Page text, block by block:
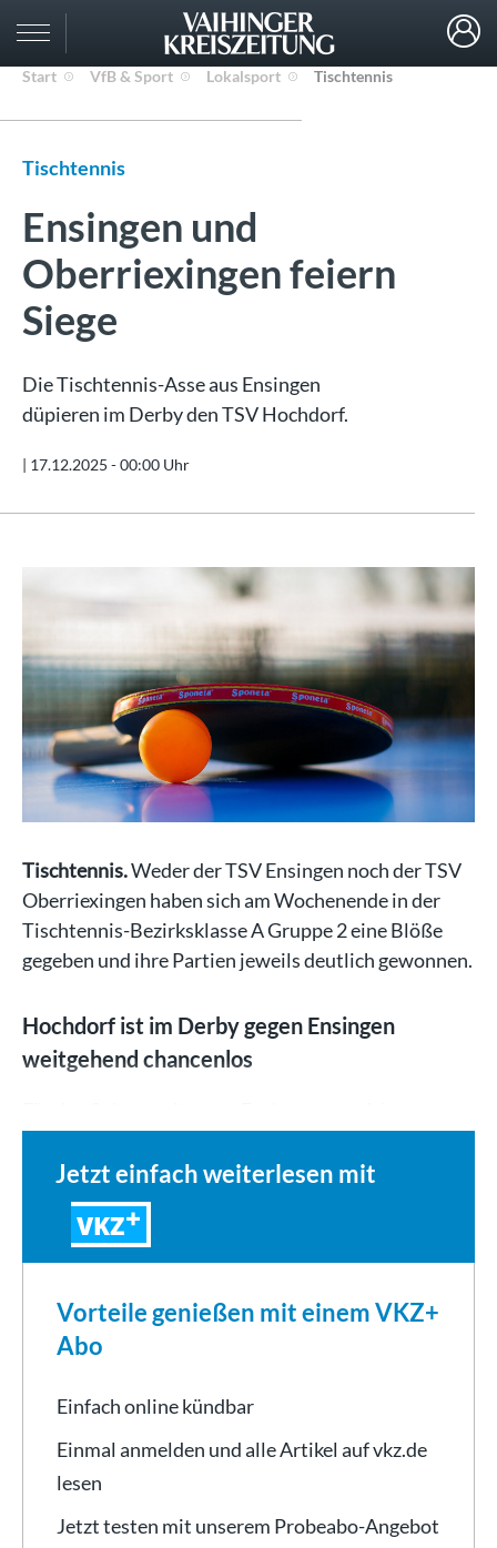
Start VfB & Sport Lokalsport Tischtennis
Tischtennis
Ensingen und
Oberriexingen feiern
Siege
Die Tischtennis-Asse aus Ensingen
düpieren im Derby den TSV Hochdorf.
| 17.12.2025 - 00:00 Uhr
Tischtennis.Weder der TSV Ensingen noch der TSV
Oberriexingen haben sich am Wochenende in der
Tischtennis-Bezirksklasse A Gruppe 2 eine Blöße
gegeben und ihre Partien jeweils deutlich gewonnen.
Hochdorf ist im Derby gegen Ensingen
weitgehend chancenlos
Jetzt einfach weiterlesen mit
VKZ
Vorteile genießen mit einem VKZ+
Abo
Einfach online kündbar
Einmal anmelden und alle Artikel auf vkz.de
lesen
Jetzt testen mit unserem Probeabo-Angebot